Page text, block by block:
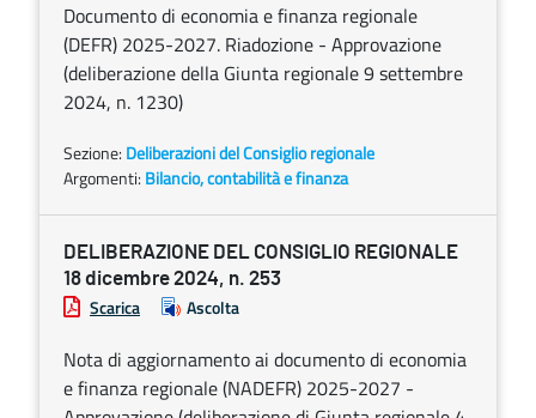
Documento di economia e finanza regionale
(DEFR) 2025-2027. Riadozione - Approvazione
(deliberazione della Giunta regionale 9 settembre
2024, n. 1230)
Sezione: Deliberazioni del Consiglio regionale
Argomenti: Bilancio, contabilità e finanza
DELIBERAZIONE DEL CONSIGLIO REGIONALE
18 dicembre 2024, n. 253
Scarica Ascolta
Nota di aggiornamento ai documento di economia
e finanza regionale (NADEFR) 2025-2027 -